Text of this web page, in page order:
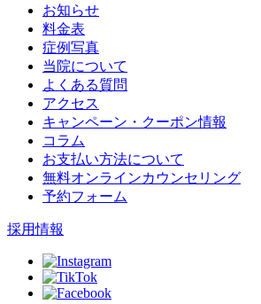
お知らせ
料金表
症例写真
当院について
よくある質問
アクセス
キャンペーン・クーポン情報
コラム
お支払い方法について
無料オンラインカウンセリング
予約フォーム
採用情報